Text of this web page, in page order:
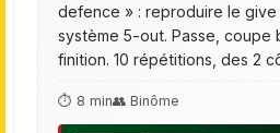
defence » : reproduire le give
système 5-out. Passe, coupe
finition. 10 répétitions, des 2
⏱ 8 min👥 Binôme